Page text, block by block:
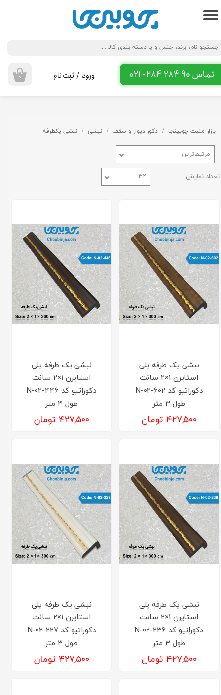
تماس 90 284 284 - 021 ۰ ورود / ثبت نام
حساب کاربری من
تغییر گذر واژه
سفارشات
خروج از حساب کاربری
بازار منبت چوبینجا دکور دیوار و سقف نبشی نبشی یکطرفه
مرتبط‌ترین
تعداد نمایش ۳۲
نبشی یک طرفه پلی
استایرن 1×2 سانت
دکوراتیو کد N-02-602
طول ۳ متر
۴۲۷,۵۰۰ تومان
نبشی یک طرفه پلی
استایرن 1×2 سانت
دکوراتیو کد N-02-446
طول ۳ متر
۴۲۷,۵۰۰ تومان
نبشی یک طرفه پلی
استایرن 1×2 سانت
دکوراتیو کد N-02-236
طول ۳ متر
۴۲۷,۵۰۰ تومان
نبشی یک طرفه پلی
استایرن 1×2 سانت
دکوراتیو کد N-02-227
طول ۳ متر
۴۲۷,۵۰۰ تومان